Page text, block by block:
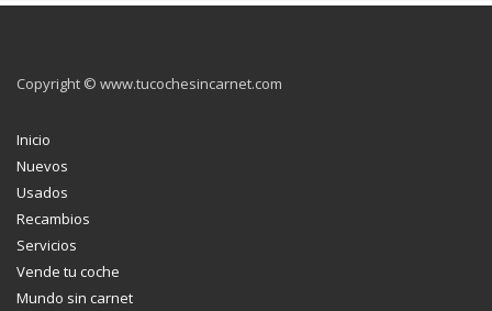
Copyright © www.tucochesincarnet.com
Inicio
Nuevos
Usados
Recambios
Servicios
Vende tu coche
Mundo sin carnet